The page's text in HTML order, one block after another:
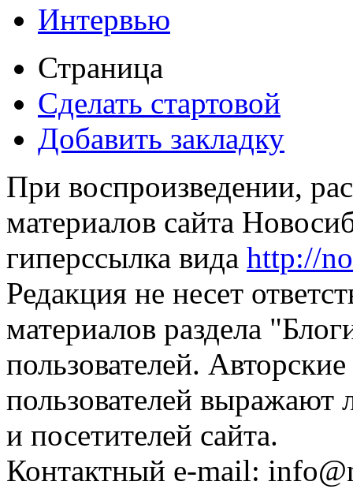
Интервью
Страница
Сделать стартовой
Добавить закладку
При воспроизведении,
материалов сайта
гиперссылка вида http://
Редакция не несет
материалов раздела
пользователей.
пользователей выражают
и посетителей сайта.
Контактный e-mail: